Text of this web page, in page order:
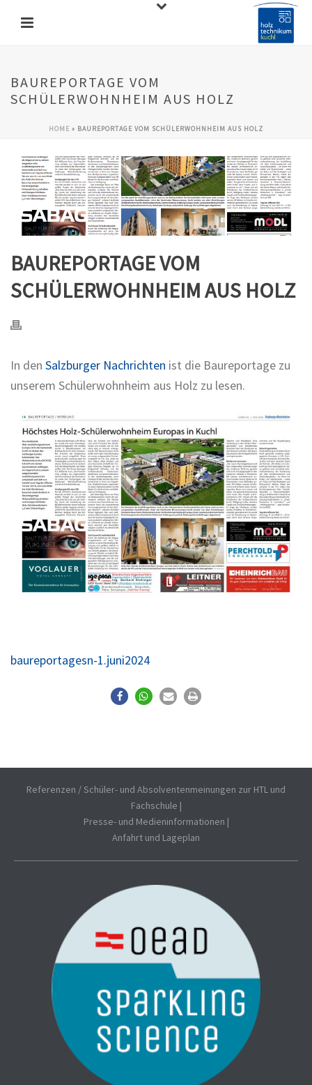
BAUREPORTAGE VOM
SCHÜLERWOHNHEIM AUS HOLZ
HOME » BAUREPORTAGE VOM SCHÜLERWOHNHEIM AUS HOLZ
BAUREPORTAGE VOM
SCHÜLERWOHNHEIM AUS HOLZ
In den Salzburger Nachrichten ist die Baureportage zu
unserem Schülerwohnheim aus Holz zu lesen.
baureportagesn-1.juni2024
Referenzen / Schüler- und Absolventenmeinungen zur HTL und
Fachschule |
Presse- und Medieninformationen |
Anfahrt und Lageplan